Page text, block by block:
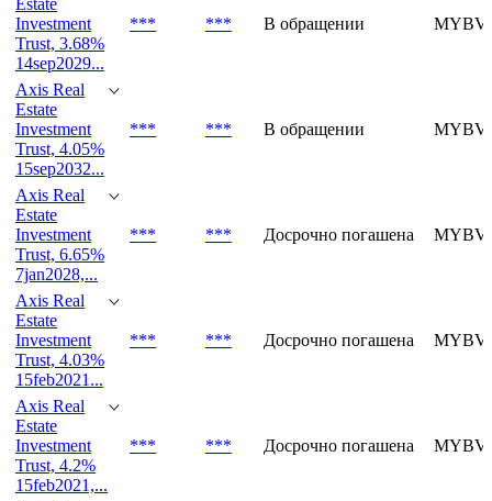
Estate
Investment
Trust, 3.68%
14sep2029...
*** *** В обращении
Axis Real
Estate
Investment
Trust, 4.05%
15sep2032...
*** *** В обращении
Axis Real
Estate
Investment
Trust, 6.65%
7jan2028,...
*** *** Досрочно погашена
Axis Real
Estate
Investment
Trust, 4.03%
15feb2021...
*** *** Досрочно погашена
Axis Real
Estate
Investment
Trust, 4.2%
15feb2021,...
*** *** Досрочно погашена